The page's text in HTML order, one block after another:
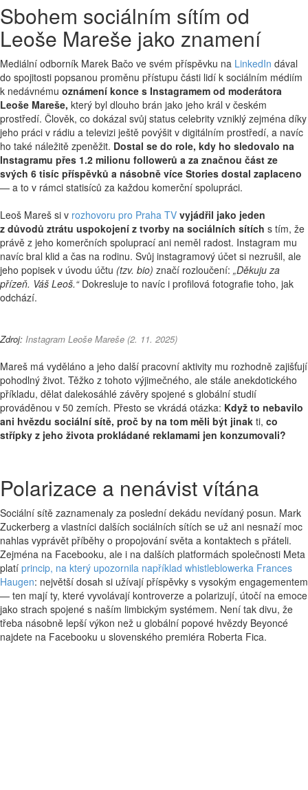
Sbohem sociálním sítím od
Leoše Mareše jako znamení
Mediální odborník Marek Bačo ve svém příspěvku na LinkedIn dával
do spojitosti popsanou proměnu přístupu části lidí k sociálním médiím
k nedávnému oznámení konce s Instagramem od moderátora
Leoše Mareše, který byl dlouho brán jako jeho král v českém
prostředí. Člověk, co dokázal svůj status celebrity vzniklý zejména díky
jeho práci v rádiu a televizi ještě povýšit v digitálním prostředí, a navíc
ho také náležitě zpeněžit. Dostal se do role, kdy ho sledovalo na
Instagramu přes 1.2 milionu followerů a za značnou část ze
svých 6 tisíc příspěvků a násobně více Stories dostal zaplaceno
— a to v rámci statisíců za každou komerční spolupráci.
Leoš Mareš si v rozhovoru pro Praha TV vyjádřil jako jeden
z důvodů ztrátu uspokojení z tvorby na sociálních sítích s tím, že
právě z jeho komerčních spoluprací ani neměl radost. Instagram mu
navíc bral klid a čas na rodinu. Svůj instagramový účet si nezrušil, ale
jeho popisek v úvodu účtu (tzv. bio) značí rozloučení: „Děkuju za
přízeň. Váš Leoš.“ Dokresluje to navíc i profilová fotografie toho, jak
odchází.
Zdroj: Instagram Leoše Mareše (2. 11. 2025)
Mareš má vyděláno a jeho další pracovní aktivity mu rozhodně zajišťují
pohodlný život. Těžko z tohoto výjimečného, ale stále anekdotického
příkladu, dělat dalekosáhlé závěry spojené s globální studií
prováděnou v 50 zemích. Přesto se vkrádá otázka: Když to nebavilo
ani hvězdu sociální sítě, proč by na tom měli být jinak ti, co
střípky z jeho života prokládané reklamami jen konzumovali?
Polarizace a nenávist vítána
Sociální sítě zaznamenaly za poslední dekádu nevídaný posun. Mark
Zuckerberg a vlastníci dalších sociálních sítích se už ani nesnaží moc
nahlas vyprávět příběhy o propojování světa a kontaktech s přáteli.
Zejména na Facebooku, ale i na dalších platformách společnosti Meta
platí princip, na který upozornila například whistleblowerka Frances
Haugen: největší dosah si užívají příspěvky s vysokým engagementem
— ten mají ty, které vyvolávají kontroverze a polarizují, útočí na emoce
jako strach spojené s naším limbickým systémem. Není tak divu, že
třeba násobně lepší výkon než u globální popové hvězdy Beyoncé
najdete na Facebooku u slovenského premiéra Roberta Fica.